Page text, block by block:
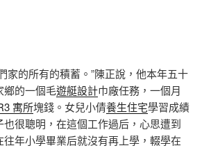
家的所有的積蓄。”陳正說，他本年五十
鄉的一個毛遊艇設計巾廠任務，一個月
寓所塊錢。女兒小倩養生住宅學習成績
很聰明，在這個工作過后，心思遭到
往年小學畢業后就沒有再上學，輟學在